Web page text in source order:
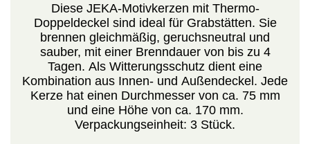
Diese JEKA-Motivkerzen mit Thermo-
Doppeldeckel sind ideal für Grabstätten. Sie
brennen gleichmäßig, geruchsneutral und
sauber, mit einer Brenndauer von bis zu 4
Tagen. Als Witterungsschutz dient eine
Kombination aus Innen- und Außendeckel. Jede
Kerze hat einen Durchmesser von ca. 75 mm
und eine Höhe von ca. 170 mm.
Verpackungseinheit: 3 Stück.